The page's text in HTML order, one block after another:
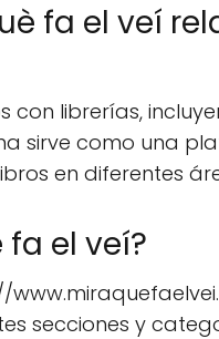
fa el veí
librerías,
sirve como una
en diferentes
el veí?
secciones y